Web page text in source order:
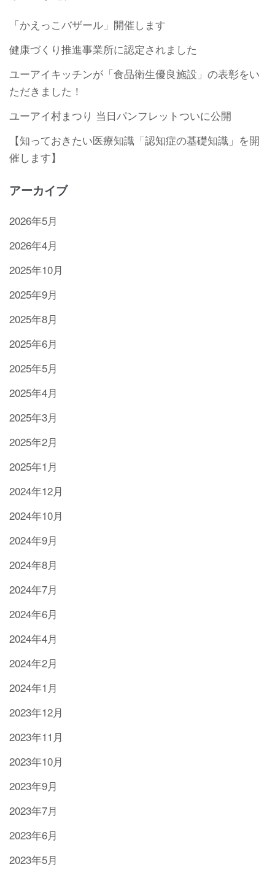
「かえっこバザール」開催します
健康づくり推進事業所に認定されました
ユーアイキッチンが「食品衛生優良施設」の表彰をい
ただきました！
ユーアイ村まつり 当日パンフレットついに公開
【知っておきたい医療知識「認知症の基礎知識」を開
催します】
アーカイブ
2026年5月
2026年4月
2025年10月
2025年9月
2025年8月
2025年6月
2025年5月
2025年4月
2025年3月
2025年2月
2025年1月
2024年12月
2024年10月
2024年9月
2024年8月
2024年7月
2024年6月
2024年4月
2024年2月
2024年1月
2023年12月
2023年11月
2023年10月
2023年9月
2023年7月
2023年6月
2023年5月